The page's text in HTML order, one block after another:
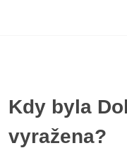
Kdy byla
vyražena?